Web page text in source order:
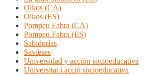
Oikos (CA)
Oikos (ES)
Pompeu Fabra (CA)
Pompeu Fabra (ES)
Sabidurías
Savieses
Universidad y acción socioeducativa
Universitat i acció socioeducativa